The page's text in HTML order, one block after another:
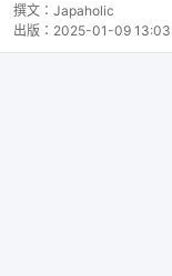
撰文： Japaholic
出版： 2025-01-09 13:03